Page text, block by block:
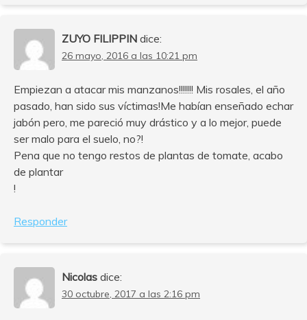
ZUYO FILIPPIN dice:
26 mayo, 2016 a las 10:21 pm
Empiezan a atacar mis manzanos!!!!!!! Mis rosales, el año
pasado, han sido sus víctimas!Me habían enseñado echar
jabón pero, me pareció muy drástico y a lo mejor, puede
ser malo para el suelo, no?!
Pena que no tengo restos de plantas de tomate, acabo
de plantar
!
Responder
Nicolas dice:
30 octubre, 2017 a las 2:16 pm